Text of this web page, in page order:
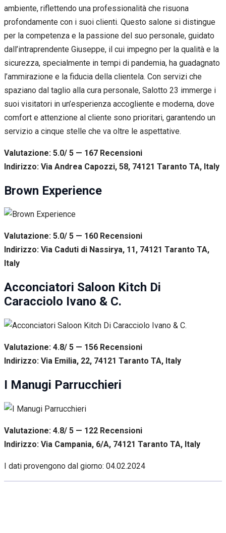
ambiente, riflettendo una professionalità che risuona
profondamente con i suoi clienti. Questo salone si distingue
per la competenza e la passione del suo personale, guidato
dall’intraprendente Giuseppe, il cui impegno per la qualità e la
sicurezza, specialmente in tempi di pandemia, ha guadagnato
l’ammirazione e la fiducia della clientela. Con servizi che
spaziano dal taglio alla cura personale, Salotto 23 immerge i
suoi visitatori in un’esperienza accogliente e moderna, dove
comfort e attenzione al cliente sono prioritari, garantendo un
servizio a cinque stelle che va oltre le aspettative.
Valutazione: 5.0/ 5 — 167 Recensioni
Indirizzo: Via Andrea Capozzi, 58, 74121 Taranto TA, Italy
Brown Experience
Valutazione: 5.0/ 5 — 160 Recensioni
Indirizzo: Via Caduti di Nassirya, 11, 74121 Taranto TA,
Italy
Acconciatori Saloon Kitch Di
Caracciolo Ivano & C.
Valutazione: 4.8/ 5 — 156 Recensioni
Indirizzo: Via Emilia, 22, 74121 Taranto TA, Italy
I Manugi Parrucchieri
Valutazione: 4.8/ 5 — 122 Recensioni
Indirizzo: Via Campania, 6/A, 74121 Taranto TA, Italy
I dati provengono dal giorno: 04.02.2024